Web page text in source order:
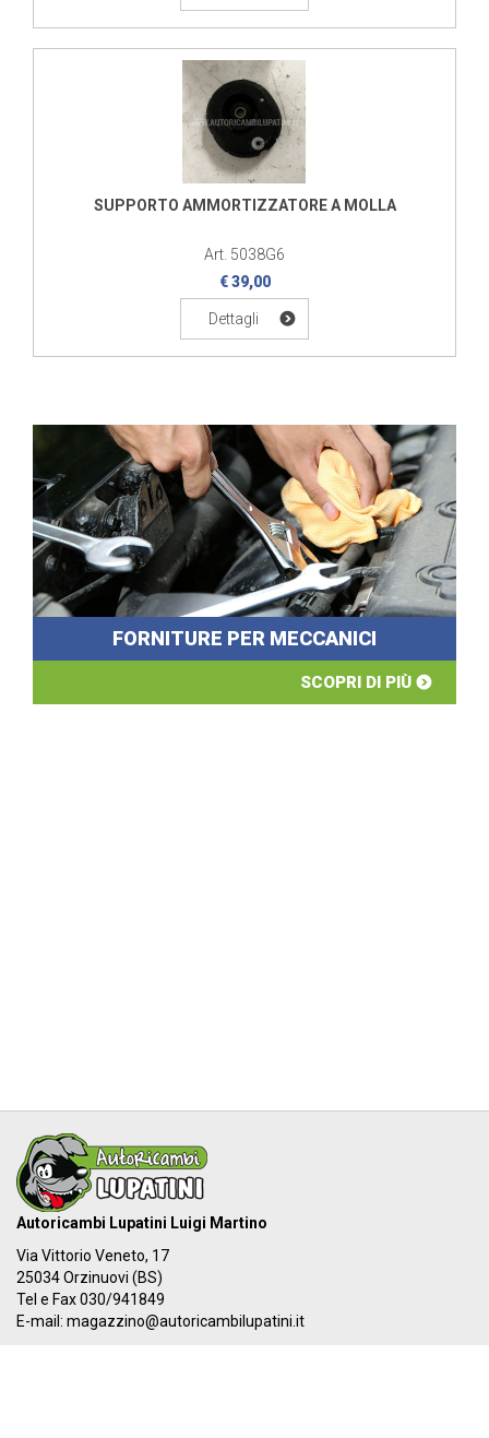
SUPPORTO AMMORTIZZATORE A MOLLA
Art. 5038G6
€ 39,00
Dettagli
FORNITURE PER MECCANICI
SCOPRI DI PIÙ
Autoricambi Lupatini Luigi Martino
Via Vittorio Veneto, 17
25034 Orzinuovi (BS)
Tel e Fax 030/941849
E-mail: magazzino@autoricambilupatini.it